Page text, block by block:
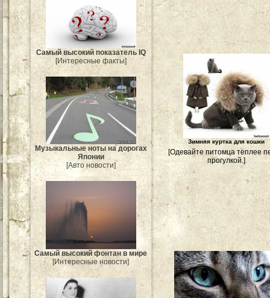
Самый высокий показатель IQ
[Интересные факты]
Музыкальные ноты на дорогах
Японии
[Авто новости]
Самый высокий фонтан в мире
[Интересные новости]
Зимняя куртка для кошки
[Одевайте питомца теплее
прогулкой.]